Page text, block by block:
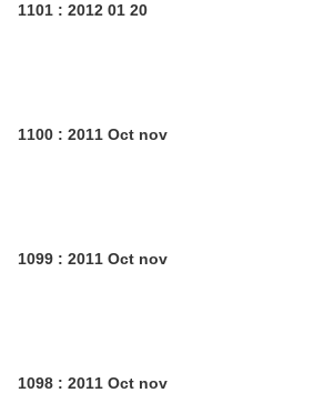
1101 : 2012 01 20
1100 : 2011 Oct nov
1099 : 2011 Oct nov
1098 : 2011 Oct nov